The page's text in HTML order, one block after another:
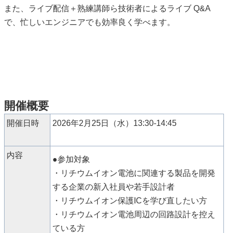
また、ライブ配信＋熟練講師ら技術者によるライブ Q&A
で、忙しいエンジニアでも効率良く学べます。
開催概要
開催日時 2026年2月25日（水）13:30-14:45
内容
●参加対象
・リチウムイオン電池に関連する製品を開発
する企業の新入社員や若手設計者
・リチウムイオン保護ICを学び直したい方
・リチウムイオン電池周辺の回路設計を控え
ている方